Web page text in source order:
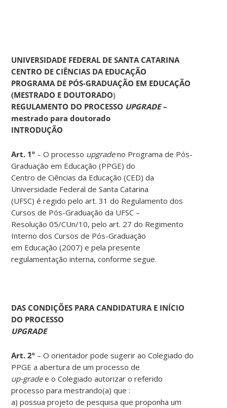
UNIVERSIDADE FEDERAL DE SANTA CATARINA
CENTRO DE CIÊNCIAS DA EDUCAÇÃO
PROGRAMA DE PÓS-GRADUAÇÃO EM EDUCAÇÃO
(MESTRADO E DOUTORADO)
REGULAMENTO DO PROCESSO UPGRADE –
mestrado para doutorado
INTRODUÇÃO
Art. 1º – O processo upgradeno Programa de Pós-
Graduação em Educação (PPGE) do
Centro de Ciências da Educação (CED) da
Universidade Federal de Santa Catarina
(UFSC) é regido pelo art. 31 do Regulamento dos
Cursos de Pós-Graduação da UFSC –
Resolução 05/CUn/10, pelo art. 27 do Regimento
Interno dos Cursos de Pós-Graduação
em Educação (2007) e pela presente
regulamentação interna, conforme segue.
DAS CONDIÇÕES PARA CANDIDATURA E INÍCIO
DO PROCESSO
UPGRADE
Art. 2º – O orientador pode sugerir ao Colegiado do
PPGE a abertura de um processo de
up-gradee o Colegiado autorizar o referido
processo para mestrando(a) que :
a) possua projeto de pesquisa que proponha um